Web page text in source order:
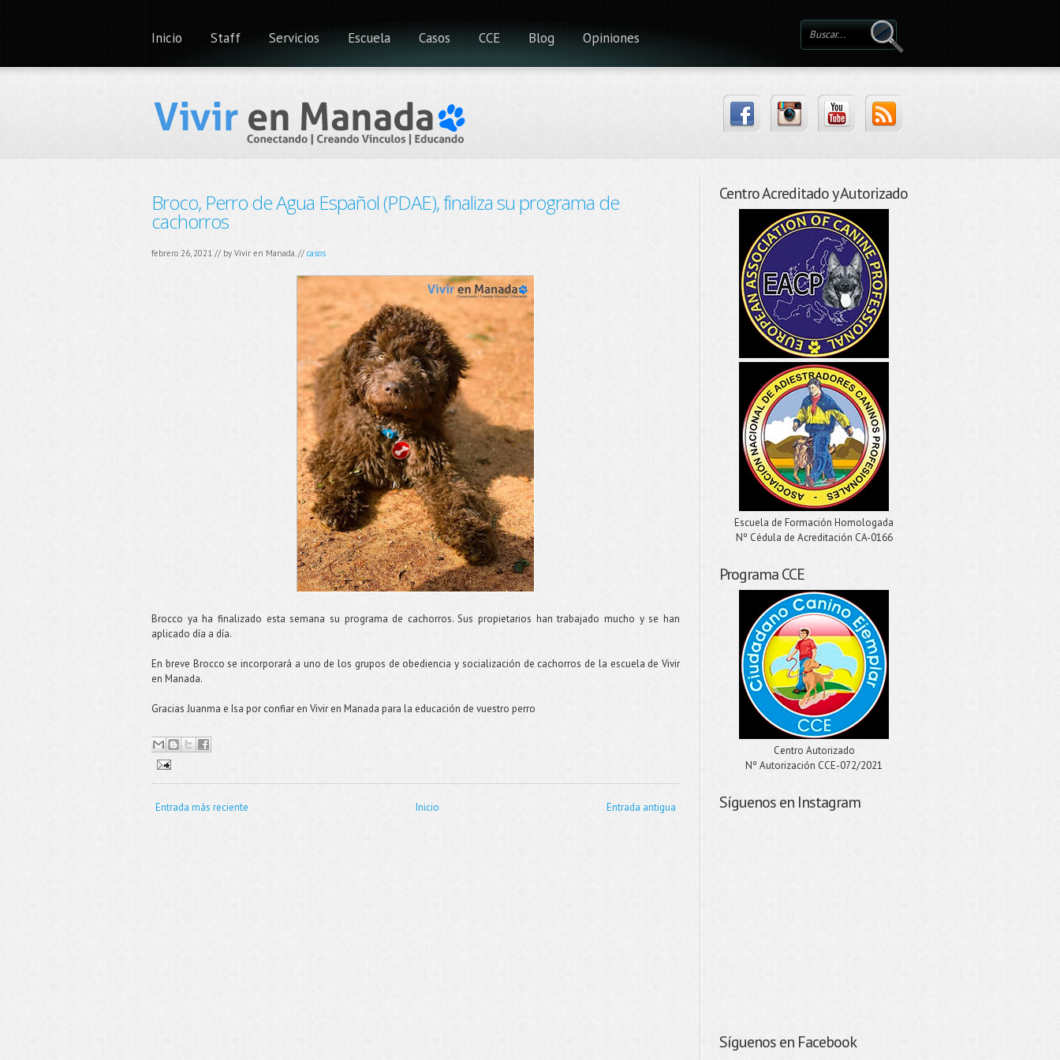
Inicio Staff Servicios Escuela Casos CCE Blog Opiniones
Broco, Perro de Agua Español (PDAE), finaliza su programa de
cachorros
febrero 26, 2021 // by Vivir en Manada.// casos
Brocco ya ha finalizado esta semana su programa de cachorros. Sus propietarios han trabajado mucho y se han
aplicado día a día.
En breve Brocco se incorporará a uno de los grupos de obediencia y socialización de cachorros de la escuela de Vivir
en Manada.
Gracias Juanma e Isa por confiar en Vivir en Manada para la educación de vuestro perro
Entrada más reciente Entrada antigua
Inicio
Centro Acreditado y Autorizado
Escuela de Formación Homologada
Nº Cédula de Acreditación CA-0166
Programa CCE
Centro Autorizado
Nº Autorización CCE-072/2021
Síguenos en Instagram
Síguenos en Facebook